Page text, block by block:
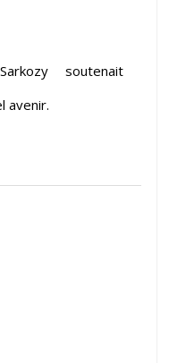
soutenait
avenir.